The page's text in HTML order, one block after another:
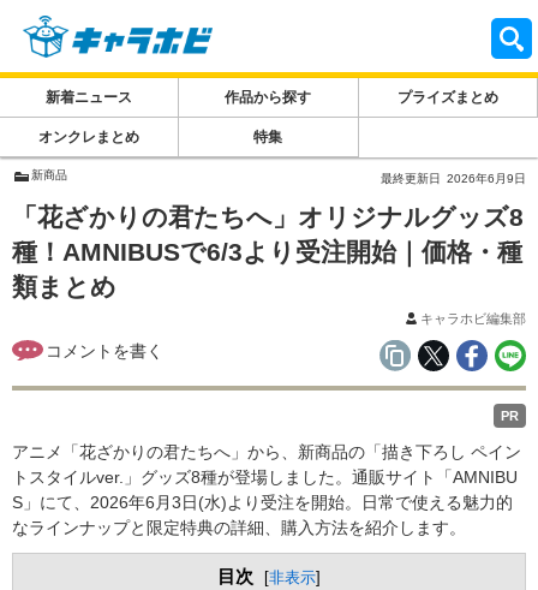
新着ニュース 作品から探す プライズまとめ
オンクレまとめ 特集
新商品 最終更新日 2026年6月9日
「花ざかりの君たちへ」オリジナルグッズ8
種！AMNIBUSで6/3より受注開始｜価格・種
類まとめ
キャラホビ編集部
PR
アニメ「花ざかりの君たちへ」から、新商品の「描き下ろし ペイン
トスタイルver.」グッズ8種が登場しました。通販サイト「AMNIBU
S」にて、2026年6月3日(水)より受注を開始。日常で使える魅力的
なラインナップと限定特典の詳細、購入方法を紹介します。
目次 [非表示]